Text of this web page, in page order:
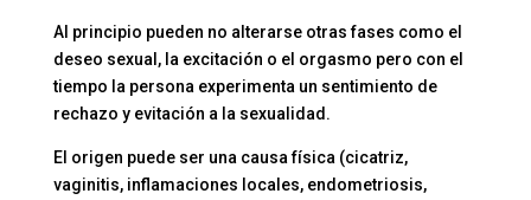
Al principio pueden no alterarse otras fases como el
deseo sexual, la excitación o el orgasmo pero con el
tiempo la persona experimenta un sentimiento de
rechazo y evitación a la sexualidad.
El origen puede ser una causa física (cicatriz,
vaginitis, inflamaciones locales, endometriosis,